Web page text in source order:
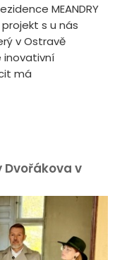
MEANDRY
s u nás
v Ostravě
inovativní
má
Dvořákova v